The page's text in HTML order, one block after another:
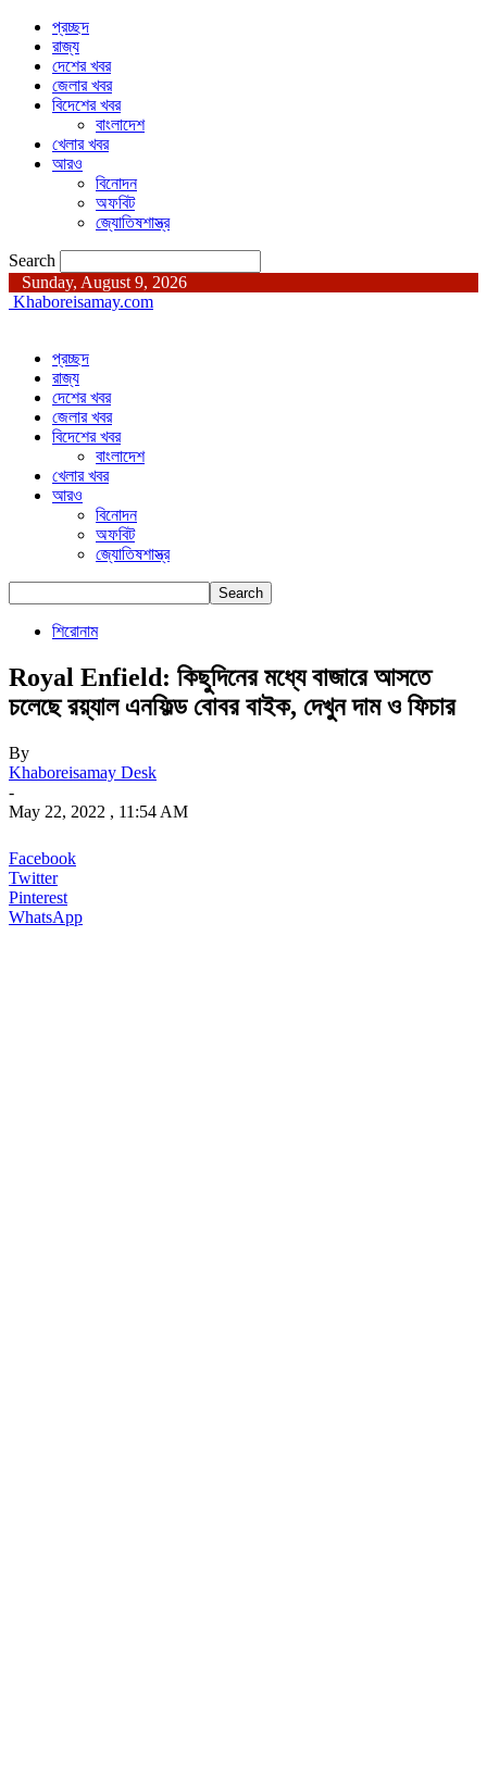
প্রচ্ছদ
রাজ্য
দেশের খবর
জেলার খবর
বিদেশের খবর
বাংলাদেশ
খেলার খবর
আরও
বিনোদন
অফবিট
জ্যোতিষশাস্ত্র
Search
Sunday, August 9, 2026
Khaboreisamay.com
প্রচ্ছদ
রাজ্য
দেশের খবর
জেলার খবর
বিদেশের খবর
বাংলাদেশ
খেলার খবর
আরও
বিনোদন
অফবিট
জ্যোতিষশাস্ত্র
শিরোনাম
Royal Enfield: কিছুদিনের মধ্যে বাজারে আসতে
চলেছে রয়্যাল এনফিল্ড বোবর বাইক, দেখুন দাম ও ফিচার
By
Khaboreisamay Desk
-
May 22, 2022 , 11:54 AM
Facebook
Twitter
Pinterest
WhatsApp